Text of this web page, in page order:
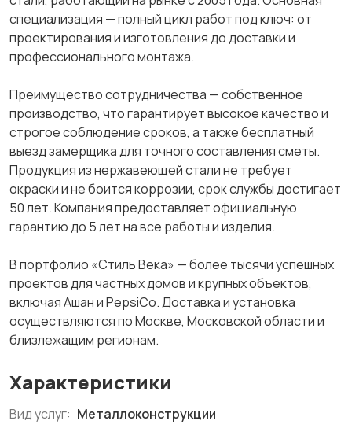
специализация — полный цикл работ под ключ: от
проектирования и изготовления до доставки и
профессионального монтажа.
Преимущество сотрудничества — собственное
производство, что гарантирует высокое качество и
строгое соблюдение сроков, а также бесплатный
выезд замерщика для точного составления сметы.
Продукция из нержавеющей стали не требует
окраски и не боится коррозии, срок службы достигает
50 лет. Компания предоставляет официальную
гарантию до 5 лет на все работы и изделия.
В портфолио «Стиль Века» — более тысячи успешных
проектов для частных домов и крупных объектов,
включая Ашан и PepsiCo. Доставка и установка
осуществляются по Москве, Московской области и
близлежащим регионам.
Характеристики
Вид услуг: Металлоконструкции